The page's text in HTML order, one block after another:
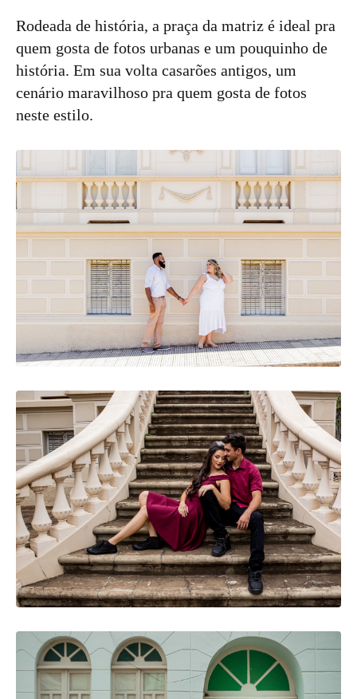
Rodeada de história, a praça da matriz é ideal pra
quem gosta de fotos urbanas e um pouquinho de
história. Em sua volta casarões antigos, um
cenário maravilhoso pra quem gosta de fotos
neste estilo.